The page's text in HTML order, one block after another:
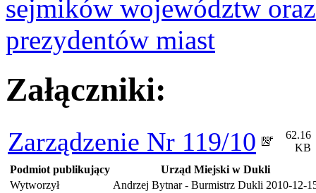
sejmików województw
prezydentów miast
Załączniki:
Zarządzenie Nr 119/10
62.16
KB
Podmiot publikujący
Urząd Miejski w Dukli
Wytworzył
Andrzej Bytnar - Burmistrz Dukli 2010-12-